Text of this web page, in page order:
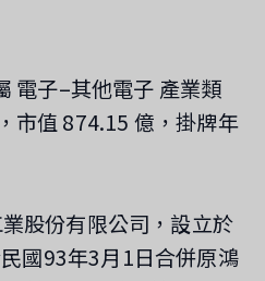
市值 874.15 億，掛牌年
股份有限公司，設立於
國93年3月1日合併原鴻